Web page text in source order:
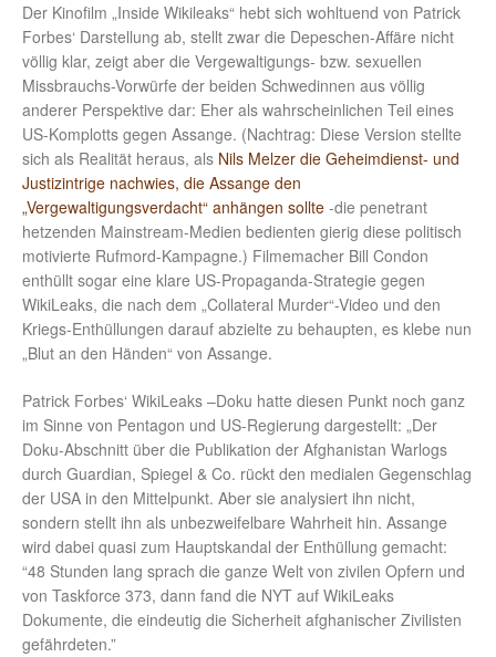
Der Kinofilm „Inside Wikileaks“ hebt sich wohltuend von Patrick
Forbes‘ Darstellung ab, stellt zwar die Depeschen-Affäre nicht
völlig klar, zeigt aber die Vergewaltigungs- bzw. sexuellen
Missbrauchs-Vorwürfe der beiden Schwedinnen aus völlig
anderer Perspektive dar: Eher als wahrscheinlichen Teil eines
US-Komplotts gegen Assange. (Nachtrag: Diese Version stellte
sich als Realität heraus, als Nils Melzer die Geheimdienst- und
Justizintrige nachwies, die Assange den
„Vergewaltigungsverdacht“ anhängen sollte -die penetrant
hetzenden Mainstream-Medien bedienten gierig diese politisch
motivierte Rufmord-Kampagne.) Filmemacher Bill Condon
enthüllt sogar eine klare US-Propaganda-Strategie gegen
WikiLeaks, die nach dem „Collateral Murder“-Video und den
Kriegs-Enthüllungen darauf abzielte zu behaupten, es klebe nun
„Blut an den Händen“ von Assange.
Patrick Forbes‘ WikiLeaks –Doku hatte diesen Punkt noch ganz
im Sinne von Pentagon und US-Regierung dargestellt: „Der
Doku-Abschnitt über die Publikation der Afghanistan Warlogs
durch Guardian, Spiegel & Co. rückt den medialen Gegenschlag
der USA in den Mittelpunkt. Aber sie analysiert ihn nicht,
sondern stellt ihn als unbezweifelbare Wahrheit hin. Assange
wird dabei quasi zum Hauptskandal der Enthüllung gemacht:
“48 Stunden lang sprach die ganze Welt von zivilen Opfern und
von Taskforce 373, dann fand die NYT auf WikiLeaks
Dokumente, die eindeutig die Sicherheit afghanischer Zivilisten
gefährdeten.”